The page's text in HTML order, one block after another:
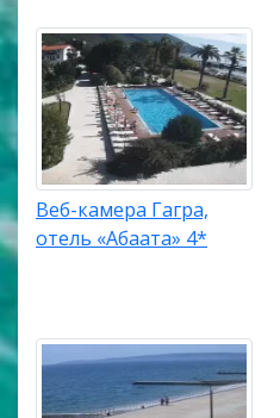
Веб-камера Гагра,
отель «Абаата» 4*